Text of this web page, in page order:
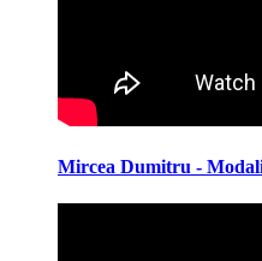
Mircea Dumitru -